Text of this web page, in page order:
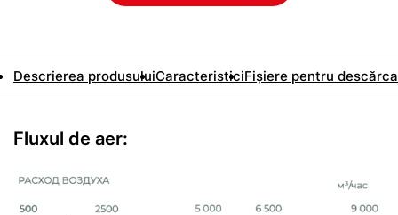
Descrierea produsuluiCaracteristiciFișiere pentru
Fluxul de aer: